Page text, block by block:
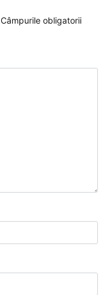
Câmpurile obligatorii